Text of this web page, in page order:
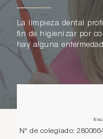
La limpieza dental
fin de higienizar por
hay alguna
Nº de colegiado: